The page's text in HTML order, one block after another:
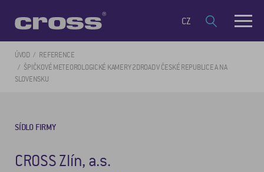
CZ
ÚVOD
REFERENCE
ŠPIČKOVÉ METEOROLOGICKÉ KAMERY 2DROAD V ČESKÉ REPUBLICE A NA
SLOVENSKU
SÍDLO FIRMY
CROSS Zlín, a.s.